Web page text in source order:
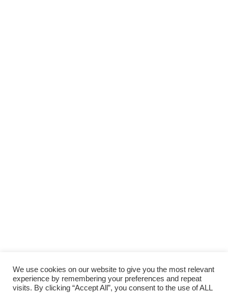
We use cookies on our website to give you the most relevant
experience by remembering your preferences and repeat
visits. By clicking “Accept All”, you consent to the use of ALL